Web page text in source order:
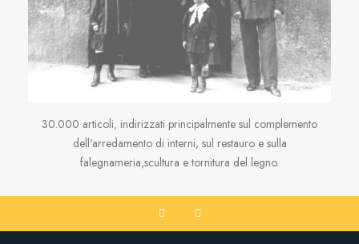
30.000 articoli, indirizzati principalmente sul complemento
dell'arredamento di interni, sul restauro e sulla
falegnameria,scultura e tornitura del legno.